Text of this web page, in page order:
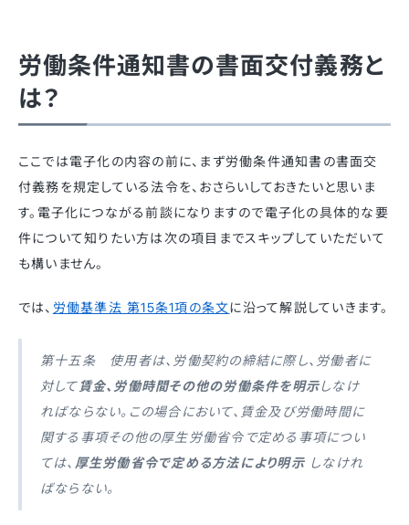
労働条件通知書の書面交付義務と
は？
ここでは電子化の内容の前に、まず労働条件通知書の書面交
付義務を規定している法令を、おさらいしておきたいと思いま
す。 電子化につながる前談になりますので電子化の具体的な要
件について知りたい方は次の項目までスキップしていただいて
も構いません。
では、 労働基準法 第15条1項の条文に沿って解説していきます。
第十五条 使用者は、労働契約の締結に際し、労働者に
対して賃金、労働時間その他の労働条件を明示しなけ
ればならない。この場合において、賃金及び労働時間に
関する事項その他の厚生労働省令で定める事項につい
ては、 厚生労働省令で定める方法により明示しなけれ
ばならない。